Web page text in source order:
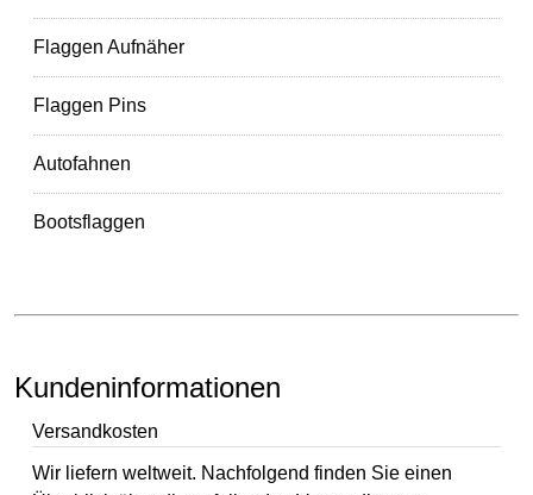
Flaggen Aufnäher
Flaggen Pins
Autofahnen
Bootsflaggen
Kundeninformationen
Versandkosten
Wir liefern weltweit. Nachfolgend finden Sie einen